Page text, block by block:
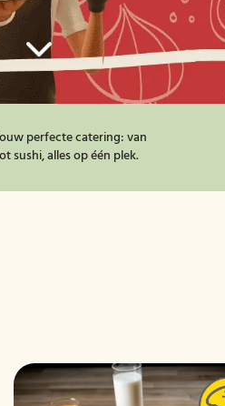
perfecte catering: van
sushi, alles op één plek.